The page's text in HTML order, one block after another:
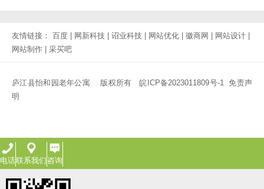
友情链接： 百度 网新科技 诏业科技 网站优化 徽商网 网站设计
网站制作
采买吧
庐江县怡和园老年公寓 版权所有皖ICP备2023011809号-1
免责声
明
电话联系我们 咨询